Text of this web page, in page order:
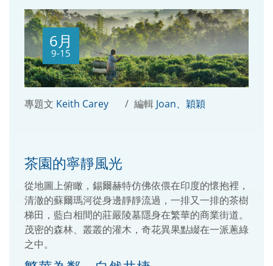
6月
9-15
專題文 Keith Carey 編輯 Joan、穎穎
茶園的寧靜風光
從地圖上俯瞰，錫爾赫特仿佛依偎在印度的懷抱裡，
清澈的蘇爾瑪河從身邊靜靜流過，一排又一排的茶樹
梯田，藍白相間的莊嚴陵墓隱身在繁華的商業街道。
茂密的森林、叢叢的灌木，奇花異果點綴在一派蔥綠
之中。